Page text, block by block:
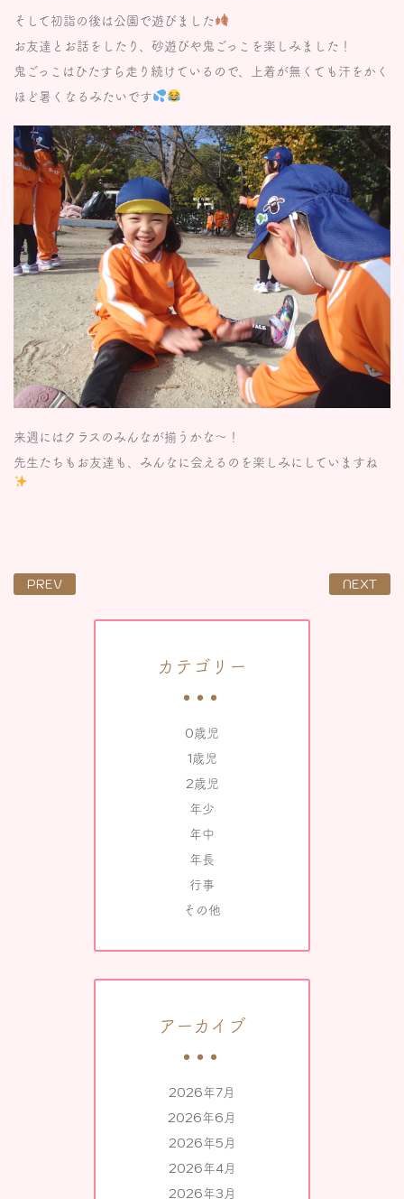
そして初詣の後は公園で遊びました
お友達とお話をしたり、砂遊びや鬼ごっこを楽しみました！
鬼ごっこはひたすら走り続けているので、上着が無くても汗をかく
ほど暑くなるみたいです
来週にはクラスのみんなが揃うかな～！
先生たちもお友達も、みんなに会えるのを楽しみにしていますね
PREV NEXT
カテゴリー
0歳児
1歳児
2歳児
年少
年中
年長
行事
その他
アーカイブ
2026年7月
2026年6月
2026年5月
2026年4月
2026年3月